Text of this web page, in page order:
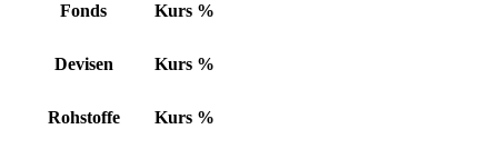
Fonds Kurs %
Devisen Kurs %
Rohstoffe Kurs %